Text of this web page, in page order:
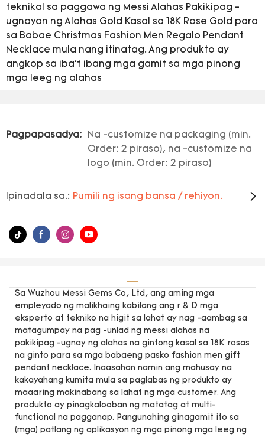
teknikal sa paggawa ng Messi Alahas Pakikipag -
ugnayan ng Alahas Gold Kasal sa 18K Rose Gold para
sa Babae Christmas Fashion Men Regalo Pendant
Necklace mula nang itinatag. Ang produkto ay
angkop sa iba't ibang mga gamit sa mga pinong
mga leeg ng alahas
Pagpapasadya:
Na -customize na packaging (min.
Order: 2 piraso), na -customize na
logo (min. Order: 2 piraso)
Ipinadala sa.: Pumili ng isang bansa / rehiyon.
Sa Wuzhou Messi Gems Co, Ltd, ang aming mga
empleyado ng malikhaing kabilang ang r & D mga
eksperto at tekniko na higit sa lahat ay nag -aambag sa
matagumpay na pag -unlad ng messi alahas na
pakikipag -ugnay ng alahas na gintong kasal sa 18K rosas
na ginto para sa mga babaeng pasko fashion men gift
pendant necklace. Inaasahan namin ang mahusay na
kakayahang kumita mula sa paglabas ng produkto ay
maaaring makinabang sa lahat ng mga customer. Ang
produkto ay pinagkalooban ng matatag at multi-
functional na pagganap. Pangunahing ginagamit ito sa
(mga) patlang ng aplikasyon ng mga pinong mga leeg ng